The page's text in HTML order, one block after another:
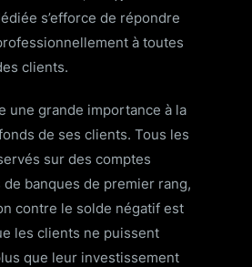
s’efforce de répondre
à toutes
clients.
une grande importance à la
de ses clients. Tous les
sur des comptes
banques de premier rang,
contre le solde négatif est
les clients ne puissent
que leur investissement